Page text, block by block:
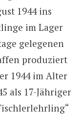
1944 ins
im Lager
gelegenen
produziert
1944 im Alter
als 17-Jähriger